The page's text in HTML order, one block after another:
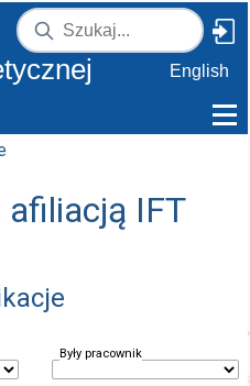
English
afiliacją IFT
Były pracownik